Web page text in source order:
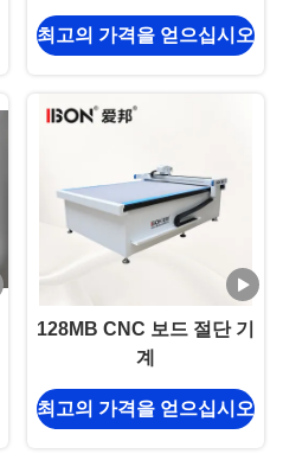
컷 머신
최고의 가격을 얻으십시오
128MB CNC 보드 절단 기
계
최고의 가격을 얻으십시오